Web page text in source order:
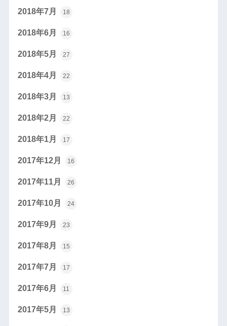
2018年7月 18
2018年6月 16
2018年5月 27
2018年4月 22
2018年3月 13
2018年2月 22
2018年1月 17
2017年12月 16
2017年11月 26
2017年10月 24
2017年9月 23
2017年8月 15
2017年7月 17
2017年6月 11
2017年5月 13